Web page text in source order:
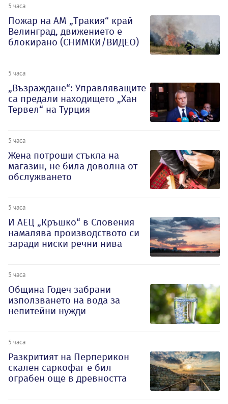
5 часа
Пожар на АМ „Тракия“ край
Велинград, движението е
блокирано (СНИМКИ/ВИДЕО)
5 часа
„Възраждане“: Управляващите
са предали находището „Хан
Тервел“ на Турция
5 часа
Жена потроши стъкла на
магазин, не била доволна от
обслужването
5 часа
И АЕЦ „Кръшко“ в Словения
намалява производството си
заради ниски речни нива
5 часа
Община Годеч забрани
използването на вода за
непитейни нужди
5 часа
Разкритият на Перперикон
скален саркофаг е бил
ограбен още в древността